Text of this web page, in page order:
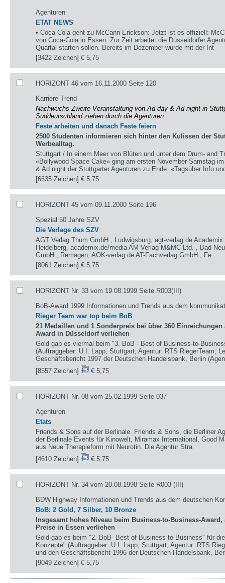
Agenturen
ETAT NEWS
• Coca-Cola geht zu McCann-Erickson: Jetzt ist es offiziell:
von Coca-Cola in Essen. Zur Zeit arbeitet die Düsseldorfer
Quartal starten sollen. Bereits im Dezember wurde mit der Int
[3422 Zeichen]€ 5,75
HORIZONT 46 vom 16.11.2000 Seite 120
Karriere Trend
Nachwuchs Zweite Veranstaltung von Ad day & Ad night in
Süddeutschland ziehen durch die Agenturen
Feste arbeiten und danach Feste feiern
2500 Studenten informieren sich hinter den Kulissen der
Werbealltag.
Stuttgart / In einem Meer von Blüten und unter dem Drum- and
«Bollywood Space Cake» ging am ersten November-Samstag
& Ad night der Stuttgarter Agenturen zu Ende. «Tagsüber Info
[6635 Zeichen]€ 5,75
HORIZONT 45 vom 09.11.2000 Seite 196
Spezial 50 Jahre SZV
Die Verlage des SZV
AGT Verlag Thum GmbH , Ludwigsburg, agt-verlag.de
Heidelberg, academix.de/media AM-Verlag M&MC Ltd. , Bad
GmbH , Remagen, AOK-verlag.de AT-Fachverlag GmbH , Fe
[8061 Zeichen]€ 5,75
HORIZONT Nr. 33 vom 19.08.1999 Seite R003(III)
BoB-Award 1999 Informationen und Trends aus dem
Rieger Team war top beim BoB
21 Medaillen und 1 Sonderpreis bei über 360
Award in Düsseldorf verliehen
Gold gab es viermal beim "3. BoB - Best of Business-to-
(Auftraggeber: U.I. Lapp, Stuttgart; Agentur: RTS RiegerTeam,
Geschäftsbericht 1997 der Deutschen Handelsbank, Berlin
[8557 Zeichen]
€ 5,75
HORIZONT Nr. 08 vom 25.02.1999 Seite 037
Agenturen
Etats
Friends & Sons auf der Berlinale. Friends & Sons, die Berliner
der Berlinale Events für Kinowelt, Miramax International, Good
aus.Neue Therapieform mit Neurotin. Die Agentur Stra
[4610 Zeichen]
€ 5,75
HORIZONT Nr. 34 vom 20.08.1998 Seite R003 (III)
BDW Highway Informationen und Trends aus dem deutschen
BoB: 2 Gold, 7 Silber, 10 Bronze
Insgesamt hohes Niveau beim Business-to-Business-
Preise in Essen verliehen
Gold gab es beim "2. BoB- Best of Business-to-Business" für
Konzepte" (Auftraggeber: U.I. Lapp, Stuttgart; Agentur: RTS
und den Geschäftsbericht 1996 der Deutschen Handelsbank,
[9049 Zeichen]€ 5,75